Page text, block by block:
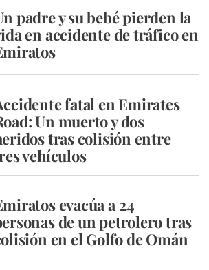
padre y su bebé pierden la
en accidente de tráfico en
fatal en Emirates
Un muerto y dos
tras colisión entre
vehículos
evacúa a 24
de un petrolero tras
en el Golfo de Omán